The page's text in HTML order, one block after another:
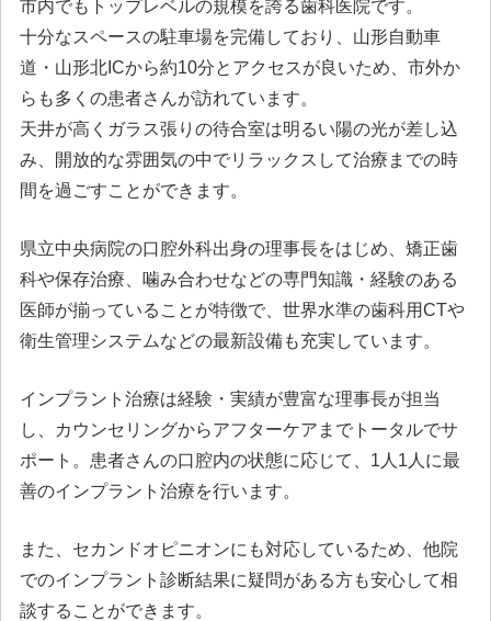
市内でもトップレベルの規模を誇る歯科医院です。
十分なスペースの駐車場を完備しており、山形自動車
道・山形北ICから約10分とアクセスが良いため、市外か
らも多くの患者さんが訪れています。
天井が高くガラス張りの待合室は明るい陽の光が差し込
み、開放的な雰囲気の中でリラックスして治療までの時
間を過ごすことができます。
県立中央病院の口腔外科出身の理事長をはじめ、矯正歯
科や保存治療、噛み合わせなどの専門知識・経験のある
医師が揃っていることが特徴で、世界水準の歯科用CTや
衛生管理システムなどの最新設備も充実しています。
インプラント治療は経験・実績が豊富な理事長が担当
し、カウンセリングからアフターケアまでトータルでサ
ポート。患者さんの口腔内の状態に応じて、1人1人に最
善のインプラント治療を行います。
また、セカンドオピニオンにも対応しているため、他院
でのインプラント診断結果に疑問がある方も安心して相
談することができます。